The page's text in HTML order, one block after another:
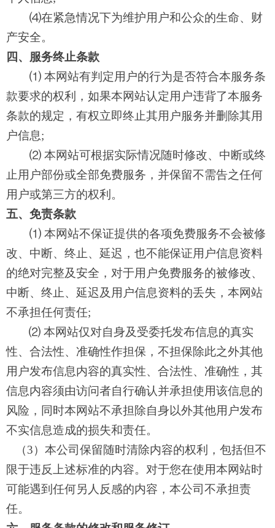
⑷在紧急情况下为维护用户和公众的生命、财
产安全。
四、服务终止条款
⑴ 本网站有判定用户的行为是否符合本服务条
款要求的权利，如果本网站认定用户违背了本服务
条款的规定，有权立即终止其用户服务并删除其用
户信息;
⑵ 本网站可根据实际情况随时修改、中断或终
止用户部份或全部免费服务，并保留不需告之任何
用户或第三方的权利。
五、免责条款
⑴ 本网站不保证提供的各项免费服务不会被修
改、中断、终止、延迟，也不能保证用户信息资料
的绝对完整及安全，对于用户免费服务的被修改、
中断、终止、延迟及用户信息资料的丢失，本网站
不承担任何责任;
⑵ 本网站仅对自身及受委托发布信息的真实
性、合法性、准确性作担保，不担保除此之外其他
用户发布信息内容的真实性、合法性、准确性，其
信息内容须由访问者自行确认并承担使用该信息的
风险，同时本网站不承担除自身以外其他用户发布
不实信息造成的损失和责任。
（3）本公司保留随时清除内容的权利，包括但不
限于违反上述标准的内容。对于您在使用本网站时
可能遇到任何另人反感的内容，本公司不承担责
任。